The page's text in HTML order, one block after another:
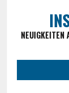
NEUIGKEITEN